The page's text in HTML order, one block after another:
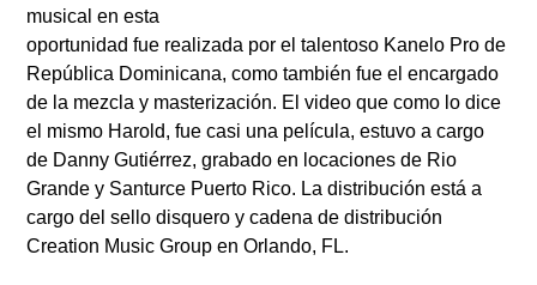
musical en esta
oportunidad fue realizada por el talentoso Kanelo Pro de
República Dominicana, como también fue el encargado
de la mezcla y masterización. El video que como lo dice
el mismo Harold, fue casi una película, estuvo a cargo
de Danny Gutiérrez, grabado en locaciones de Rio
Grande y Santurce Puerto Rico. La distribución está a
cargo del sello disquero y cadena de distribución
Creation Music Group en Orlando, FL.